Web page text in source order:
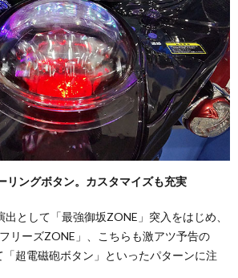
リングボタン。カスタマイズも充実
として「最強御坂ZONE」突入をはじめ、
リーズZONE」、こちらも激アツ予告の
「超電磁砲ボタン」といったパターンに注